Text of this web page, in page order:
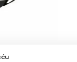
Modular/ X1